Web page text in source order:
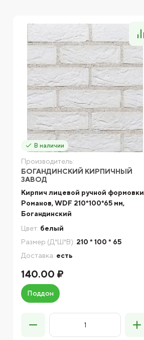
В наличии
Производитель:
БОГАНДИНСКИЙ КИРПИЧНЫЙ
ЗАВОД
Кирпич лицевой ручной формовки
Романов, WDF 210*100*65 мм,
Богандинский
Цвет: белый
Размер (Д*Ш*В): 210 * 100 * 65
Доставка: есть
140.00 ₽
Поддон